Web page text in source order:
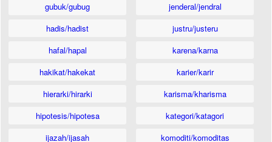
gubuk/gubug
hadis/hadist
hafal/hapal
hakikat/hakekat
hierarki/hirarki
hipotesis/hipotesa
ijazah/ijasah
jenderal/jendral
justru/justeru
karena/karna
karier/karir
karisma/kharisma
kategori/katagori
komoditi/komoditas